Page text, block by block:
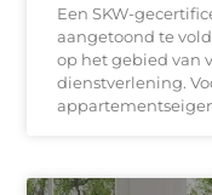
Een SKW-
aangetoond te
op het gebied van
dienstverlening.